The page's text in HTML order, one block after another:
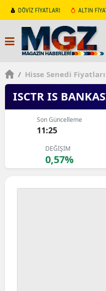
DÖVİZ FİYATLARI ALTIN
/ Hisse Senedi Fiyatları
ISCTR IS
Son Güncelleme
11:25
DEĞİŞİM
0,57%